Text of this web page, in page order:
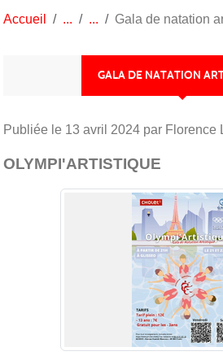
Accueil Gala de natation
GALA DE NATATION
Publiée le 13 avril 2024 par Florence
OLYMPI'ARTISTIQUE